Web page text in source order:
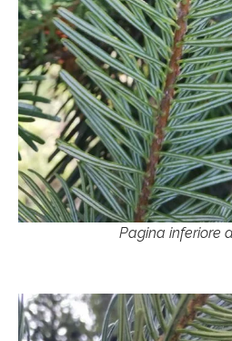
Pagina inferiore